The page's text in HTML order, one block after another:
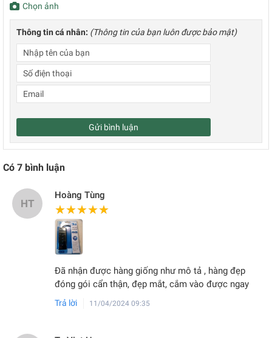
Chọn ảnh
Thông tin cá nhân: (Thông tin của bạn luôn được bảo mật)
Gửi bình luận
Có 7 bình luận
HT
Hoàng Tùng
★★★★★
★★★★★
Đã nhận được hàng giống như mô tả , hàng đẹp
đóng gói cẩn thận, đẹp mắt, cắm vào được ngay
Trả lời 11/04/2024 09:35